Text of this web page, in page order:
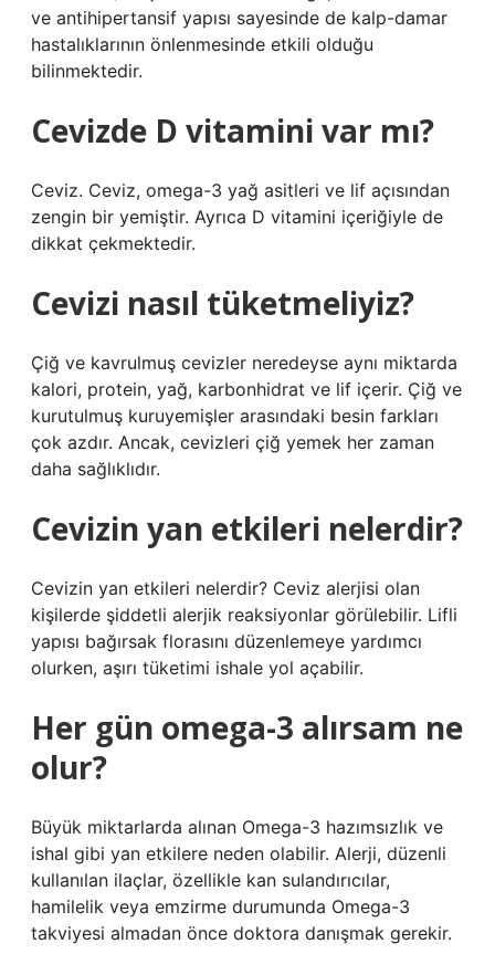
ve antihipertansif yapısı sayesinde de kalp-damar
hastalıklarının önlenmesinde etkili olduğu
bilinmektedir.
Cevizde D vitamini var mı?
Ceviz. Ceviz, omega-3 yağ asitleri ve lif açısından
zengin bir yemiştir. Ayrıca D vitamini içeriğiyle de
dikkat çekmektedir.
Cevizi nasıl tüketmeliyiz?
Çiğ ve kavrulmuş cevizler neredeyse aynı miktarda
kalori, protein, yağ, karbonhidrat ve lif içerir. Çiğ ve
kurutulmuş kuruyemişler arasındaki besin farkları
çok azdır. Ancak, cevizleri çiğ yemek her zaman
daha sağlıklıdır.
Cevizin yan etkileri nelerdir?
Cevizin yan etkileri nelerdir? Ceviz alerjisi olan
kişilerde şiddetli alerjik reaksiyonlar görülebilir. Lifli
yapısı bağırsak florasını düzenlemeye yardımcı
olurken, aşırı tüketimi ishale yol açabilir.
Her gün omega-3 alırsam ne
olur?
Büyük miktarlarda alınan Omega-3 hazımsızlık ve
ishal gibi yan etkilere neden olabilir. Alerji, düzenli
kullanılan ilaçlar, özellikle kan sulandırıcılar,
hamilelik veya emzirme durumunda Omega-3
takviyesi almadan önce doktora danışmak gerekir.